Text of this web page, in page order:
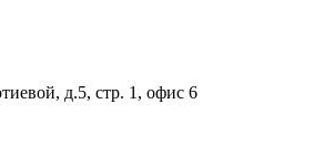
д.5, стр. 1, офис 6